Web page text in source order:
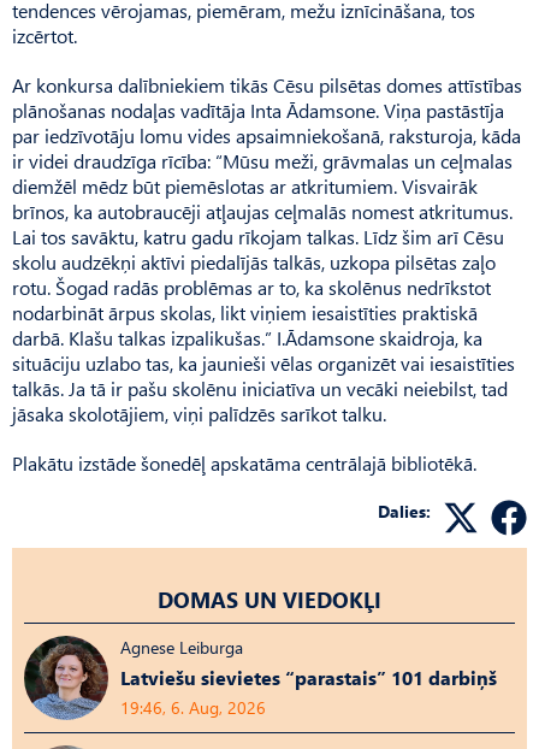
tendences vērojamas, piemēram, mežu iznīcināšana, tos
izcērtot.
Ar konkursa dalībniekiem tikās Cēsu pilsētas domes attīstības
plānošanas nodaļas vadītāja Inta Ādamsone. Viņa pastāstīja
par iedzīvotāju lomu vides apsaimniekošanā, raksturoja, kāda
ir videi draudzīga rīcība: “Mūsu meži, grāvmalas un ceļmalas
diemžēl mēdz būt piemēslotas ar atkritumiem. Visvairāk
brīnos, ka autobraucēji atļaujas ceļmalās nomest atkritumus.
Lai tos savāktu, katru gadu rīkojam talkas. Līdz šim arī Cēsu
skolu audzēkņi aktīvi piedalījās talkās, uzkopa pilsētas zaļo
rotu. Šogad radās problēmas ar to, ka skolēnus nedrīkstot
nodarbināt ārpus skolas, likt viņiem iesaistīties praktiskā
darbā. Klašu talkas izpalikušas.” I.Ādamsone skaidroja, ka
situāciju uzlabo tas, ka jaunieši vēlas organizēt vai iesaistīties
talkās. Ja tā ir pašu skolēnu iniciatīva un vecāki neiebilst, tad
jāsaka skolotājiem, viņi palīdzēs sarīkot talku.
Plakātu izstāde šonedēļ apskatāma centrālajā bibliotēkā.
Dalies:
DOMAS UN VIEDOKĻI
Agnese Leiburga
Latviešu sievietes “parastais” 101 darbiņš
19:46, 6. Aug, 2026